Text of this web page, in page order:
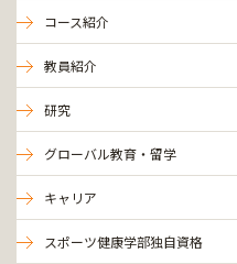
コース紹介
教員紹介
研究
グローバル教育・留学
キャリア
スポーツ健康学部独自資格